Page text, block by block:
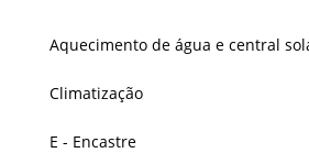
Aquecimento de água e central
Climatização
E - Encastre